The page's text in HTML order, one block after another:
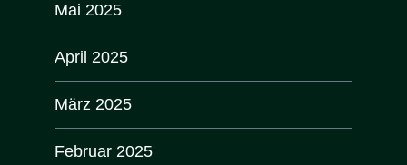
Mai 2025
April 2025
März 2025
Februar 2025